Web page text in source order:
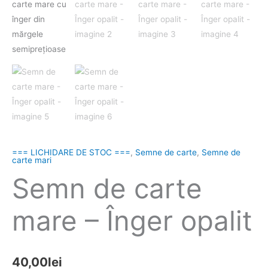
=== LICHIDARE DE STOC ===, Semne de carte, Semne de
carte mari
Semn de carte
mare – Înger opalit
40,00lei